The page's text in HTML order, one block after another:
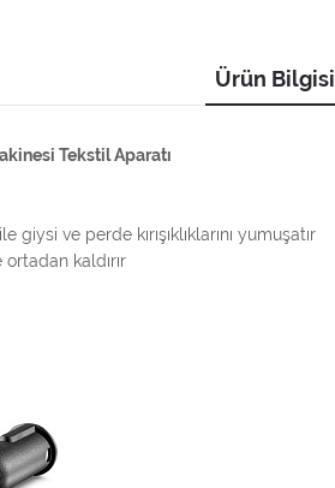
Ürün Bilgisi
Tekstil Aparatı
ve perde kırışıklıklarını yumuşatır
kaldırır